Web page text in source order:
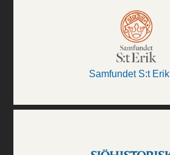
Samfundet S:t Erik